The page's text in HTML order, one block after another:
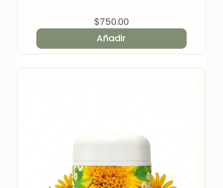
$750.00
Añadir